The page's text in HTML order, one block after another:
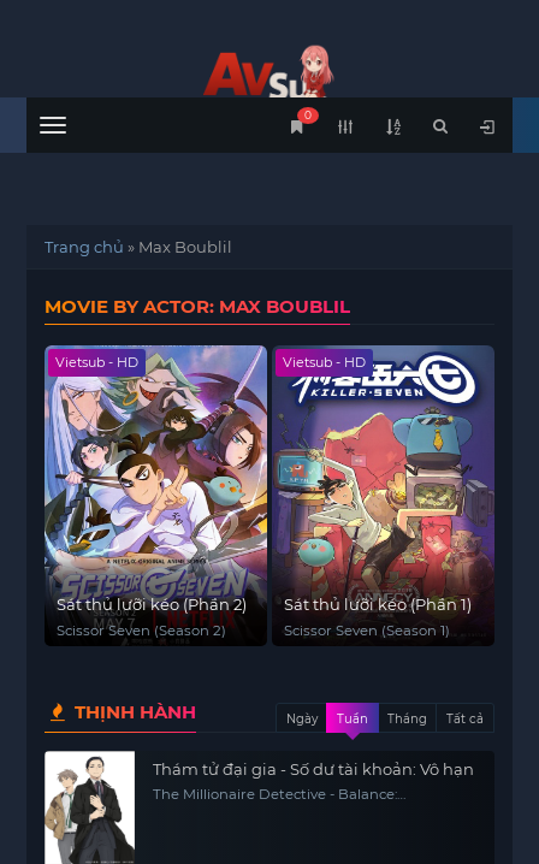
Menu
0
Trang chủ » Max Boublil
MOVIE BY ACTOR: MAX BOUBLIL
Vietsub - HD
Sát thủ lưỡi kéo (Phần 2)
Scissor Seven (Season 2)
Vietsub - HD
Sát thủ lưỡi kéo (Phần 1)
Scissor Seven (Season 1)
THỊNH HÀNH Ngày Tuần Tháng Tất cả
Thám tử đại gia - Số dư tài khoản: Vô hạn
The Millionaire Detective - Balance: